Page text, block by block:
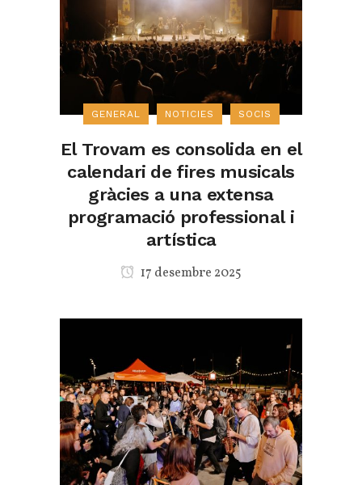
GENERAL NOTICIES SOCIS
El Trovam es consolida en el
calendari de fires musicals
gràcies a una extensa
programació professional i
artística
17 desembre 2025